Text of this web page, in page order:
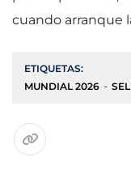
cuando arranque
ETIQUETAS:
MUNDIAL 2026